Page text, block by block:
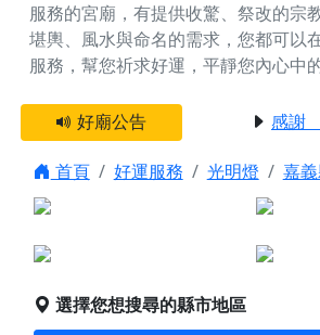
服務的宮廟，有提供收驚、祭改的宗
堪輿、風水與命名的需求，您都可以
服務，幫您祈求好運，平靜您內心中的
好廟公告 感謝
首頁 好運服務 光明燈 嘉
點燈服務
堪輿/風水
選擇您想搜尋的縣市地區